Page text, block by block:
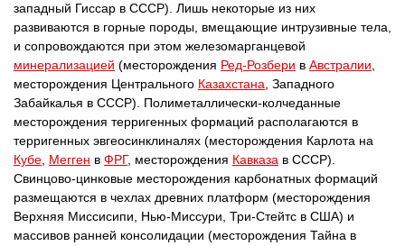
западный Гиссар в CCCP). Лишь некоторые из них
развиваются в горные породы, вмещающие интрузивные тела,
и сопровождаются при этом железомарганцевой
минерализацией (месторождения Ред-Розбери в Австралии
месторождения Центрального Казахстана , Западного
Забайкалья в CCCP). Полиметаллически-колчеданные
месторождения терригенных формаций располагаются в
терригенных эвгеосинклиналях (месторождения Карлота на
Кубе Мегген в ФРГ, месторождения Кавказа в CCCP).
Свинцово-цинковые месторождения карбонатных формаций
размещаются в чехлах древних платформ (месторождения
Верхняя Миссисипи, Нью-Миссури, Три-Стейтс в США) и
массивов ранней консолидации (месторождения Тайна в